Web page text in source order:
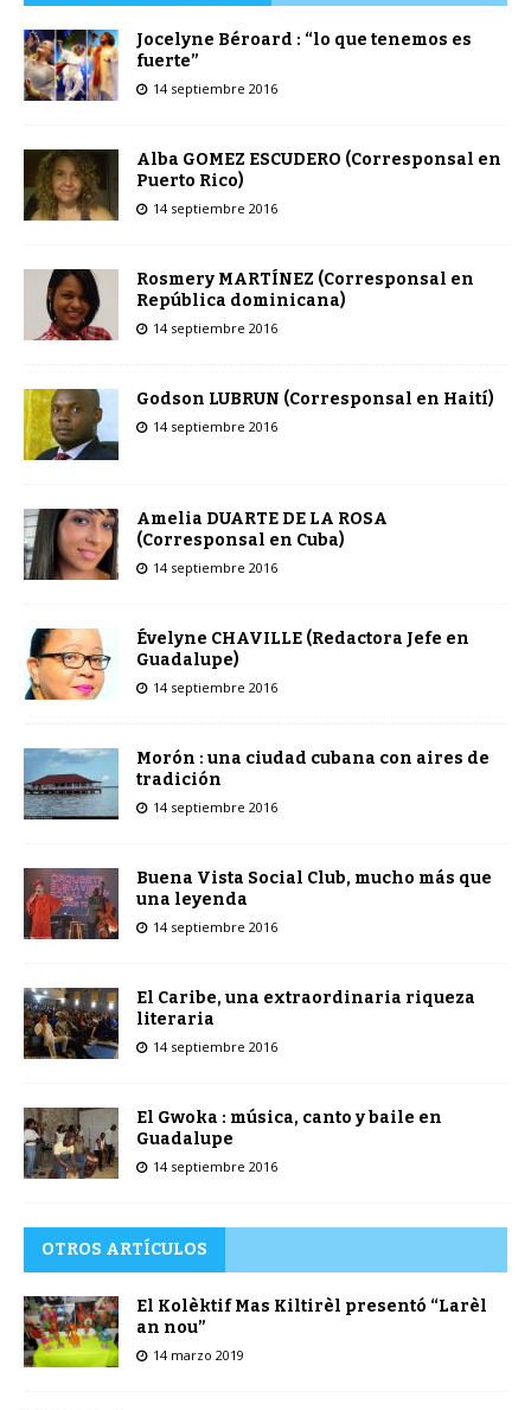
Jocelyne Béroard : “lo que tenemos es
fuerte”
14 septiembre 2016
Alba GOMEZ ESCUDERO (Corresponsal en
Puerto Rico)
14 septiembre 2016
Rosmery MARTÍNEZ (Corresponsal en
República dominicana)
14 septiembre 2016
Godson LUBRUN (Corresponsal en Haití)
14 septiembre 2016
Amelia DUARTE DE LA ROSA
(Corresponsal en Cuba)
14 septiembre 2016
Évelyne CHAVILLE (Redactora Jefe en
Guadalupe)
14 septiembre 2016
Morón : una ciudad cubana con aires de
tradición
14 septiembre 2016
Buena Vista Social Club, mucho más que
una leyenda
14 septiembre 2016
El Caribe, una extraordinaria riqueza
literaria
14 septiembre 2016
El Gwoka : música, canto y baile en
Guadalupe
14 septiembre 2016
OTROS ARTÍCULOS
El Kolèktif Mas Kiltirèl presentó “Larèl
an nou”
14 marzo 2019